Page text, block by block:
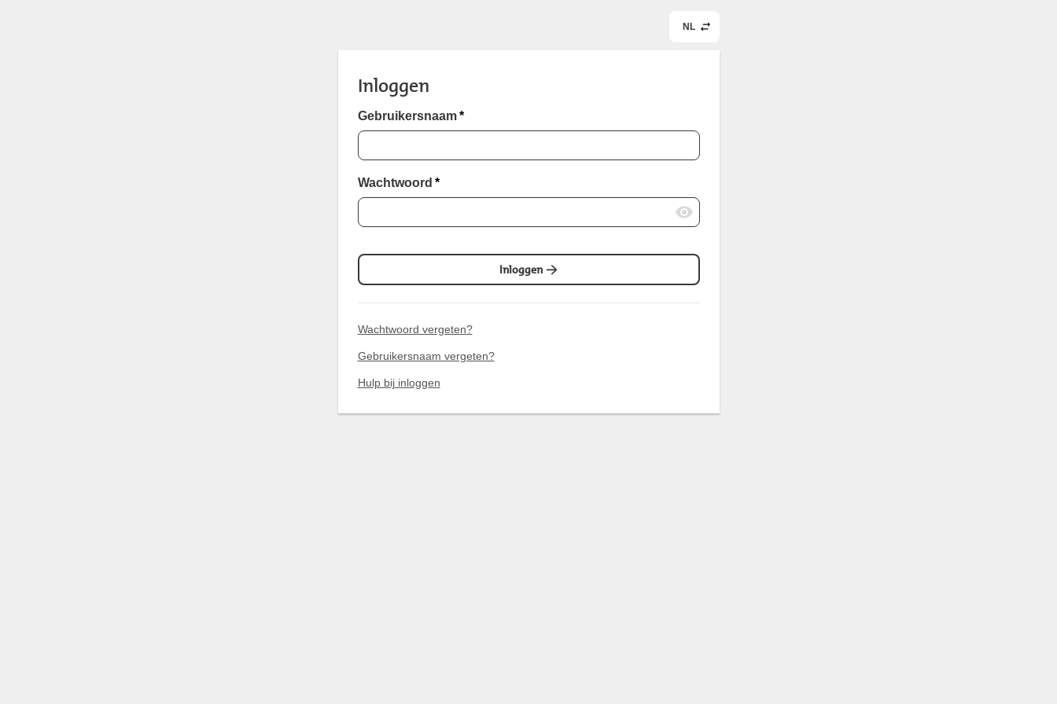
NL
Inloggen
Gebruikersnaam *
Wachtwoord *
Inloggen
Wachtwoord vergeten?
Gebruikersnaam vergeten?
Hulp bij inloggen